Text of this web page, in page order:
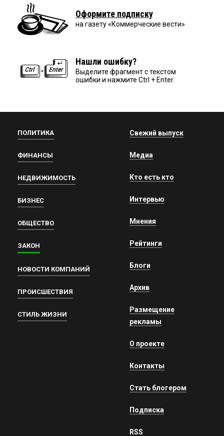
Оформите подписку
на газету «Коммерческие вести»
Нашли ошибку?
Выделите фрагмент с текстом
ошибки и нажмите Ctrl + Enter.
ПОЛИТИКА
ФИНАНСЫ
НЕДВИЖИМОСТЬ
БИЗНЕС
ОБЩЕСТВО
ЗАКОН
НОВОСТИ КОМПАНИЙ
ПРОИСШЕСТВИЯ
СТИЛЬ ЖИЗНИ
Свежий выпуск
Медиа
Кто есть кто
Интервью
Мнения
Рейтинги
Блоги
Архив
Размещение
рекламы
О проекте
Контакты
Стать блогером
Подписка
RSS